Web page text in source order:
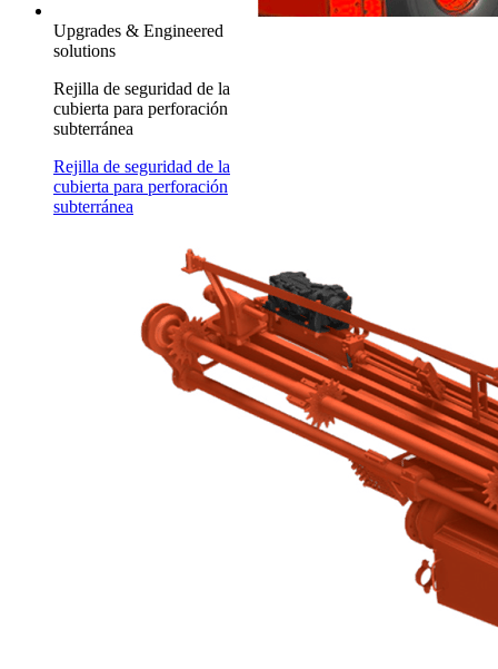
Upgrades & Engineered
solutions
Rejilla de seguridad de la
cubierta para perforación
subterránea
Rejilla de seguridad de la
cubierta para perforación
subterránea